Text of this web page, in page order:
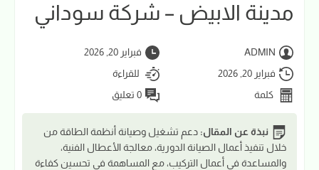
مدينة الابيض – شركة سوداني
ADMIN
فبراير 20, 2026
فبراير 20, 2026
للقراءة
كلمة
0 تعليق
نبذة عن المقال: دعم تشغيل وصيانة أنظمة الطاقة من
خلال تنفيذ أعمال الصيانة الدورية، معالجة الأعطال الفنية،
والمساعدة في أعمال التركيب، مع المساهمة في تحسين كفاءة